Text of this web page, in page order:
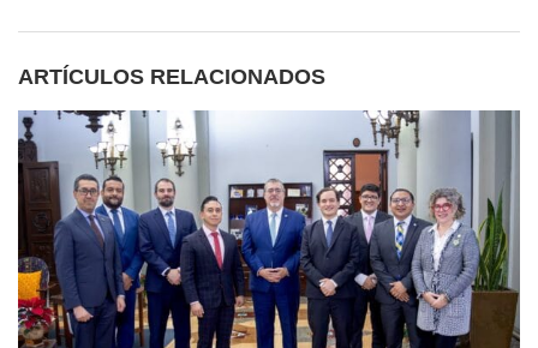
ARTÍCULOS RELACIONADOS